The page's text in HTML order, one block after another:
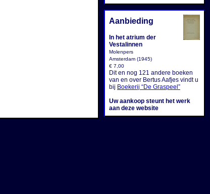
Aanbieding
In het atrium der
Vestalinnen
Molenpers
Amsterdam (1945)
€ 7,00
Dit en nog 121 andere boeken
van en over Bertus Aafjes vindt u
bij Boekerij “De Graspeel”
Uw aankoop steunt het werk
aan deze website